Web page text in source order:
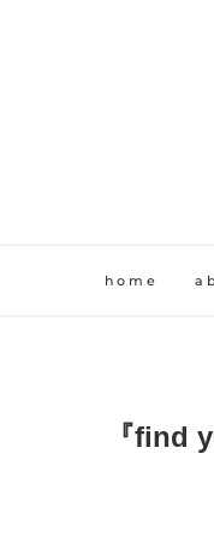
home
『find